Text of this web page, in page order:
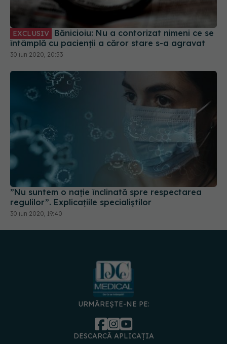
EXCLUSIV
întâmplă cu pacienții a căror stare s-a agravat
30 iun 2020, 20:53
”Nu suntem o nație înclinată spre respectarea
regulilor”. Explicațiile specialiștilor
30 iun 2020, 19:40
URMĂREȘTE-NE PE:
DESCARCĂ APLICAȚIA